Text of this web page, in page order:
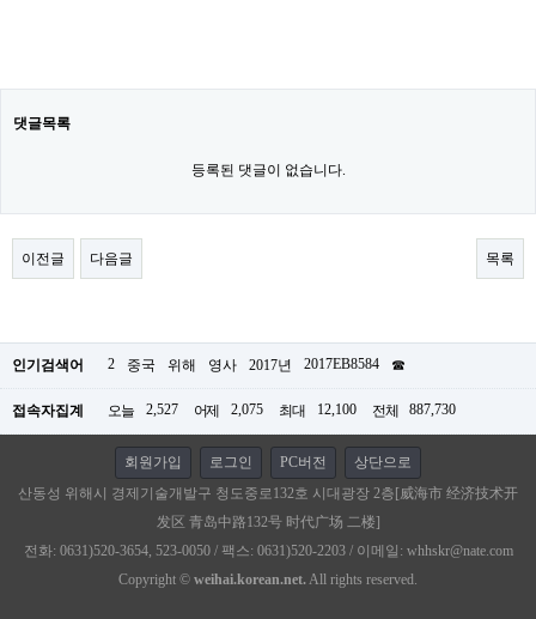
댓글목록
등록된 댓글이 없습니다.
이전글 다음글 목록
인기검색어 2 중국 위해 영사 2017년 2017EB8584 ☎
접속자집계 오늘 2,527 어제 2,075 최대 12,100 전체 887,730
회원가입 로그인 PC버전
상단으로
산동성 위해시 경제기술개발구 청도중로132호 시대광장 2층[威海市 经济技术开
发区 青岛中路132号 时代广场 二楼]
전화: 0631)520-3654, 523-0050 / 팩스: 0631)520-2203 / 이메일: whhskr@nate.com
Copyright © weihai.korean.net.All rights reserved.